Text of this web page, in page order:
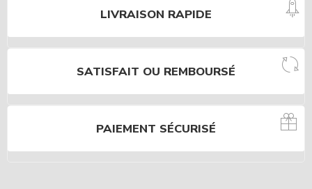
LIVRAISON RAPIDE
SATISFAIT OU REMBOURSÉ
PAIEMENT SÉCURISÉ